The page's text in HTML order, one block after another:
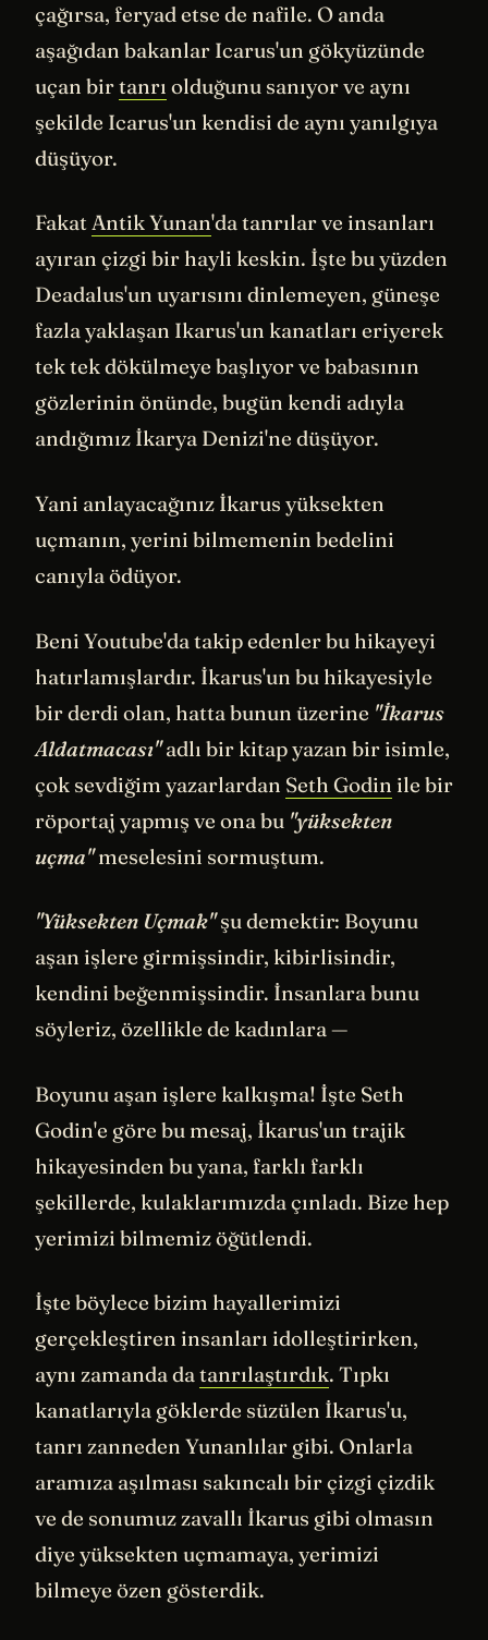
çağırsa, feryad etse de nafile. O anda
aşağıdan bakanlar Icarus'un gökyüzünde
uçan birtanrı olduğunu sanıyor ve aynı
şekilde Icarus'un kendisi de aynı yanılgıya
düşüyor.
FakatAntik Yunan'da tanrılar ve insanları
ayıran çizgi bir hayli keskin. İşte bu yüzden
Deadalus'un uyarısını dinlemeyen, güneşe
fazla yaklaşan Ikarus'un kanatları eriyerek
tek tek dökülmeye başlıyor ve babasının
gözlerinin önünde, bugün kendi adıyla
andığımız İkarya Denizi'ne düşüyor.
Yani anlayacağınız İkarus yüksekten
uçmanın, yerini bilmemenin bedelini
canıyla ödüyor.
Beni Youtube'da takip edenler bu hikayeyi
hatırlamışlardır. İkarus'un bu hikayesiyle
bir derdi olan, hatta bunun üzerine "İkarus
Aldatmacası"adlı bir kitap yazan bir isimle,
çok sevdiğim yazarlardan Seth Godin ile bir
röportaj yapmış ve ona bu "yüksekten
uçma"meselesini sormuştum.
"Yüksekten Uçmak"şu demektir: Boyunu
aşan işlere girmişsindir, kibirlisindir,
kendini beğenmişsindir. İnsanlara bunu
söyleriz, özellikle de kadınlara —
Boyunu aşan işlere kalkışma! İşte Seth
Godin'e göre bu mesaj, İkarus'un trajik
hikayesinden bu yana, farklı farklı
şekillerde, kulaklarımızda çınladı. Bize hep
yerimizi bilmemiz öğütlendi.
İşte böylece bizim hayallerimizi
gerçekleştiren insanları idolleştirirken,
aynı zamanda datanrılaştırdık. Tıpkı
kanatlarıyla göklerde süzülen İkarus'u,
tanrı zanneden Yunanlılar gibi. Onlarla
aramıza aşılması sakıncalı bir çizgi çizdik
ve de sonumuz zavallı İkarus gibi olmasın
diye yüksekten uçmamaya, yerimizi
bilmeye özen gösterdik.